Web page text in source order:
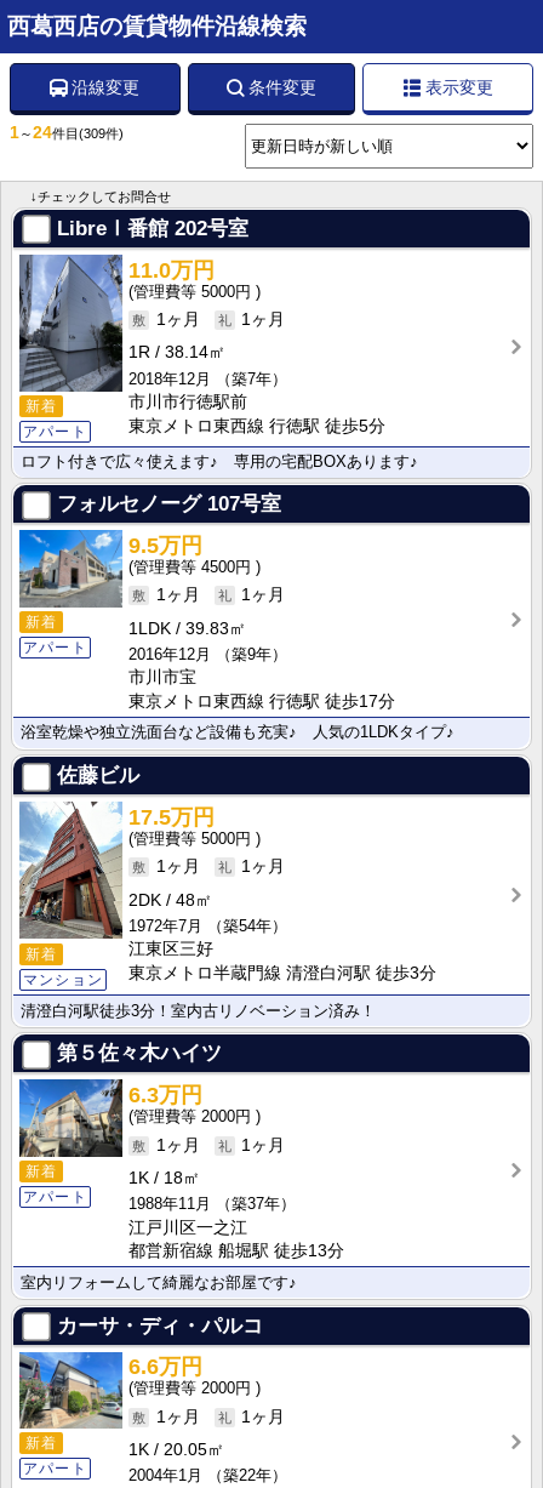
西葛西店の賃貸物件沿線検索
沿線変更 条件変更 表示変更
1～24件目 (309件)
↓チェックしてお問合せ
LibreⅠ番館 202号室
新着
アパート
11.0万円
5000円
1ヶ月
1ヶ月
1R
38.14㎡
2018年12月
（築7年）
市川市行徳駅前
東京メトロ東西線 行徳駅 徒歩5分
ロフト付きで広々使えます♪ 専用の宅配BOXあります♪
フォルセノーグ107号室
新着
アパート
9.5万円
4500円
1ヶ月
1ヶ月
1LDK
39.83㎡
2016年12月
（築9年）
市川市宝
東京メトロ東西線 行徳駅 徒歩17分
浴室乾燥や独立洗面台など設備も充実♪ 人気の1LDKタイプ♪
佐藤ビル
新着
マンション
17.5万円
5000円
1ヶ月
1ヶ月
2DK
48㎡
1972年7月
（築54年）
江東区三好
東京メトロ半蔵門線 清澄白河駅 徒歩3分
清澄白河駅徒歩3分！室内古リノベーション済み！
第５佐々木ハイツ
新着
アパート
6.3万円
2000円
1ヶ月
1ヶ月
1K
18㎡
1988年11月
（築37年）
江戸川区一之江
都営新宿線 船堀駅 徒歩13分
室内リフォームして綺麗なお部屋です♪
カーサ・ディ・パルコ
新着
アパート
6.6万円
2000円
1ヶ月
1ヶ月
1K
20.05㎡
2004年1月
（築22年）